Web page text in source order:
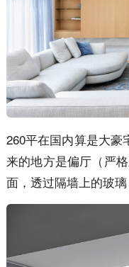
260平在国内算是大豪
来的地方是偏厅（严
面，透过隔墙上的玻